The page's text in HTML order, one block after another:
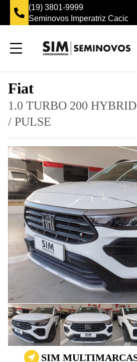
(19) 3801-9999
Seminovos Imperatriz Cacic
Fiat
1.0 TURBO 200
/ PULSE
SIM